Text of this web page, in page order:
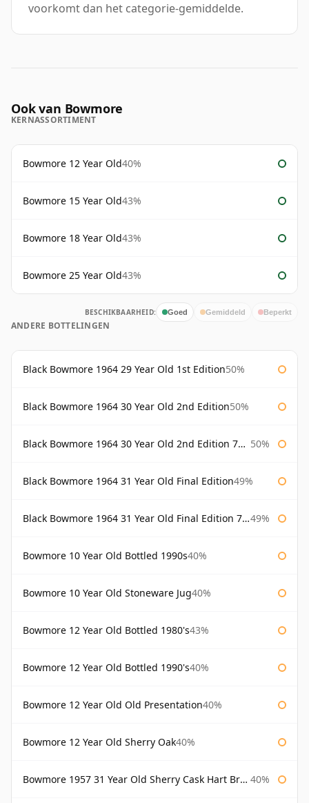
voorkomt dan het categorie-gemiddelde.
Ook van Bowmore
KERNASSORTIMENT
Bowmore 12 Year Old40%
Bowmore 15 Year Old43%
Bowmore 18 Year Old43%
Bowmore 25 Year Old43%
BESCHIKBAARHEID: Goed Gemiddeld Beperkt
ANDERE BOTTELINGEN
Black Bowmore 1964 29 Year Old 1st Edition50%
Black Bowmore 1964 30 Year Old 2nd Edition50%
Black Bowmore 1964 30 Year Old 2nd Edition 75cl 50%
Black Bowmore 1964 31 Year Old Final Edition49%
Black Bowmore 1964 31 Year Old Final Edition 75cl 49%
Bowmore 10 Year Old Bottled 1990s40%
Bowmore 10 Year Old Stoneware Jug40%
Bowmore 12 Year Old Bottled 1980's43%
Bowmore 12 Year Old Bottled 1990's40%
Bowmore 12 Year Old Old Presentation40%
Bowmore 12 Year Old Sherry Oak40%
Bowmore 1957 31 Year Old Sherry Cask Hart Brothers 40%